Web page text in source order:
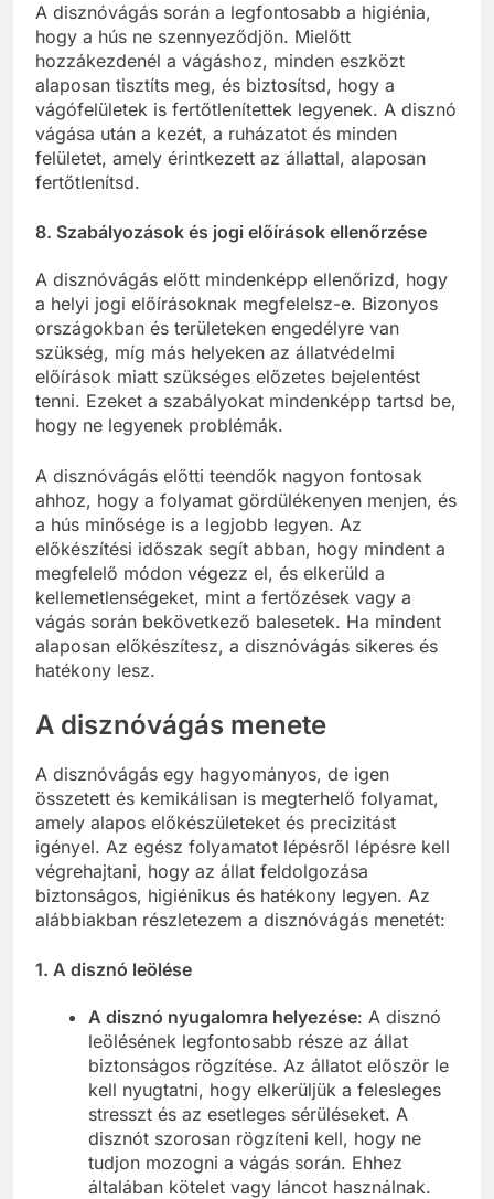
A disznóvágás során a legfontosabb a higiénia,
hogy a hús ne szennyeződjön. Mielőtt
hozzákezdenél a vágáshoz, minden eszközt
alaposan tisztíts meg, és biztosítsd, hogy a
vágófelületek is fertőtlenítettek legyenek. A disznó
vágása után a kezét, a ruházatot és minden
felületet, amely érintkezett az állattal, alaposan
fertőtlenítsd.
8. Szabályozások és jogi előírások ellenőrzése
A disznóvágás előtt mindenképp ellenőrizd, hogy
a helyi jogi előírásoknak megfelelsz-e. Bizonyos
országokban és területeken engedélyre van
szükség, míg más helyeken az állatvédelmi
előírások miatt szükséges előzetes bejelentést
tenni. Ezeket a szabályokat mindenképp tartsd be,
hogy ne legyenek problémák.
A disznóvágás előtti teendők nagyon fontosak
ahhoz, hogy a folyamat gördülékenyen menjen, és
a hús minősége is a legjobb legyen. Az
előkészítési időszak segít abban, hogy mindent a
megfelelő módon végezz el, és elkerüld a
kellemetlenségeket, mint a fertőzések vagy a
vágás során bekövetkező balesetek. Ha mindent
alaposan előkészítesz, a disznóvágás sikeres és
hatékony lesz.
A disznóvágás menete
A disznóvágás egy hagyományos, de igen
összetett és kemikálisan is megterhelő folyamat,
amely alapos előkészületeket és precizitást
igényel. Az egész folyamatot lépésről lépésre kell
végrehajtani, hogy az állat feldolgozása
biztonságos, higiénikus és hatékony legyen. Az
alábbiakban részletezem a disznóvágás menetét:
1. A disznó leölése
A disznó nyugalomra helyezése: A disznó
leölésének legfontosabb része az állat
biztonságos rögzítése. Az állatot először le
kell nyugtatni, hogy elkerüljük a felesleges
stresszt és az esetleges sérüléseket. A
disznót szorosan rögzíteni kell, hogy ne
tudjon mozogni a vágás során. Ehhez
általában kötelet vagy láncot használnak.